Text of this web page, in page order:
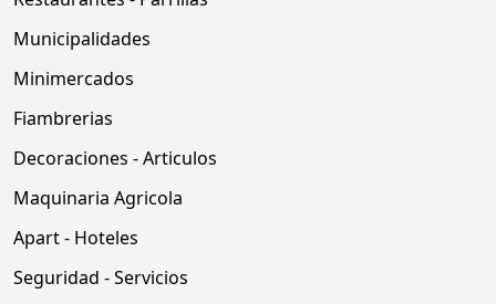
Municipalidades
Minimercados
Fiambrerias
Decoraciones - Articulos
Maquinaria Agricola
Apart - Hoteles
Seguridad - Servicios